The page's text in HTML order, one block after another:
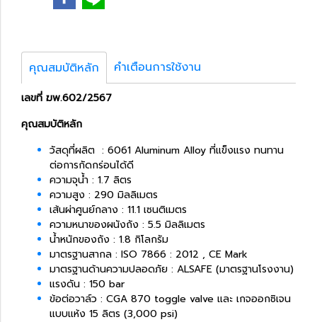
คุณสมบัติหลัก คำเตือนการใช้งาน
เลขที่ ฆพ.602/2567
คุณสมบัติหลัก
วัสดุที่ผลิต : 6061 Aluminum Alloy ที่แข็งแรง ทนทาน
ต่อการกัดกร่อนได้ดี
ความจุน้ำ : 1.7 ลิตร
ความสูง : 290 มิลลิเมตร
เส้นผ่าศูนย์กลาง : 11.1 เซนติเมตร
ความหนาของผนังถัง : 5.5 มิลลิเมตร
น้ำหนักของถัง : 1.8 กิโลกรัม
มาตรฐานสากล : ISO 7866 : 2012 , CE Mark
มาตรฐานด้านความปลอดภัย : ALSAFE (มาตรฐานโรงงาน)
แรงดัน : 150 bar
ข้อต่อวาล์ว : CGA 870 toggle valve และ เกจออกซิเจน
แบบแห้ง 15 ลิตร (3,000 psi)